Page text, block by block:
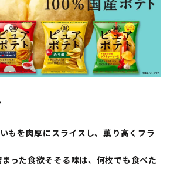
もを肉厚にスライスし、薫り高くフラ
った食欲そそる味は、何枚でも食べた